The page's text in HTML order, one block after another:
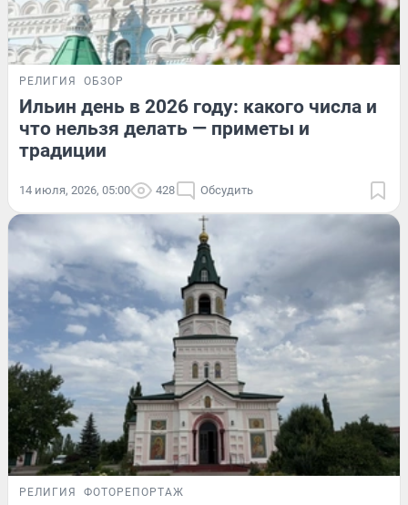
РЕЛИГИЯ ОБЗОР
Ильин день в 2026 году: какого числа и
что нельзя делать — приметы и
традиции
14 июля, 2026, 05:00 428 Обсудить
РЕЛИГИЯ ФОТОРЕПОРТАЖ